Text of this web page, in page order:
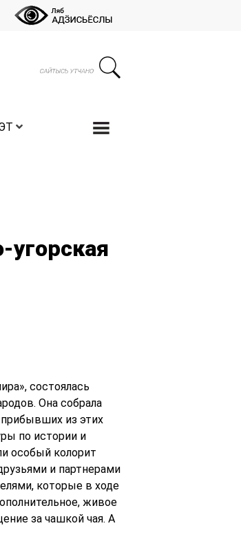
угорская
состоялась
Она собрала
из этих
по истории и
особый колорит
и партнерами
которые в ходе
живое
за чашкой чая. А